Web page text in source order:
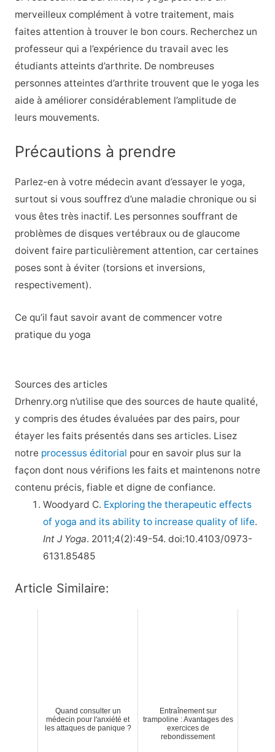
merveilleux complément à votre traitement, mais
faites attention à trouver le bon cours. Recherchez un
professeur qui a l’expérience du travail avec les
étudiants atteints d’arthrite. De nombreuses
personnes atteintes d’arthrite trouvent que le yoga les
aide à améliorer considérablement l’amplitude de
leurs mouvements.
Précautions à prendre
Parlez-en à votre médecin avant d’essayer le yoga,
surtout si vous souffrez d’une maladie chronique ou si
vous êtes très inactif. Les personnes souffrant de
problèmes de disques vertébraux ou de glaucome
doivent faire particulièrement attention, car certaines
poses sont à éviter (torsions et inversions,
respectivement).
Ce qu’il faut savoir avant de commencer votre
pratique du yoga
Sources des articles
Drhenry.org n’utilise que des sources de haute qualité,
y compris des études évaluées par des pairs, pour
étayer les faits présentés dans ses articles. Lisez
notre processus éditorial pour en savoir plus sur la
façon dont nous vérifions les faits et maintenons notre
contenu précis, fiable et digne de confiance.
Woodyard C. Exploring the therapeutic effects
of yoga and its ability to increase quality of life.
Int J Yoga. 2011;4(2):49-54. doi:10.4103/0973-
6131.85485
Article Similaire:
Quand consulter un
médecin pour l'anxiété et
les attaques de panique ?
Entraînement sur
trampoline : Avantages des
exercices de
rebondissement